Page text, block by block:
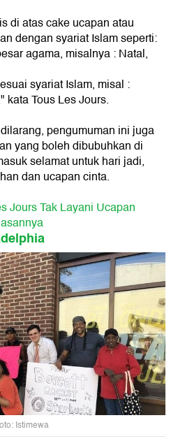
di atas cake ucapan atau
dengan syariat Islam seperti:
agama, misalnya : Natal,
syariat Islam, misal :
Tous Les Jours.
pengumuman ini juga
yang boleh dibubuhkan di
selamat untuk hari jadi,
dan ucapan cinta.
Jours Tak Layani Ucapan
Istimewa